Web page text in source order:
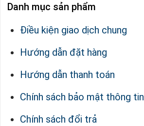
Danh mục sản phẩm
Điều kiện giao dịch chung
Hướng dẫn đặt hàng
Hướng dẫn thanh toán
Chính sách bảo mật thông tin
Chính sách đổi trả